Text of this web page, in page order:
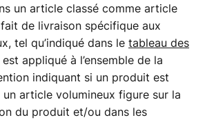
un article classé comme article
de livraison spécifique aux
tel qu’indiqué dans le tableau des
est appliqué à l’ensemble de la
indiquant si un produit est
article volumineux figure sur la
du produit et/ou dans les